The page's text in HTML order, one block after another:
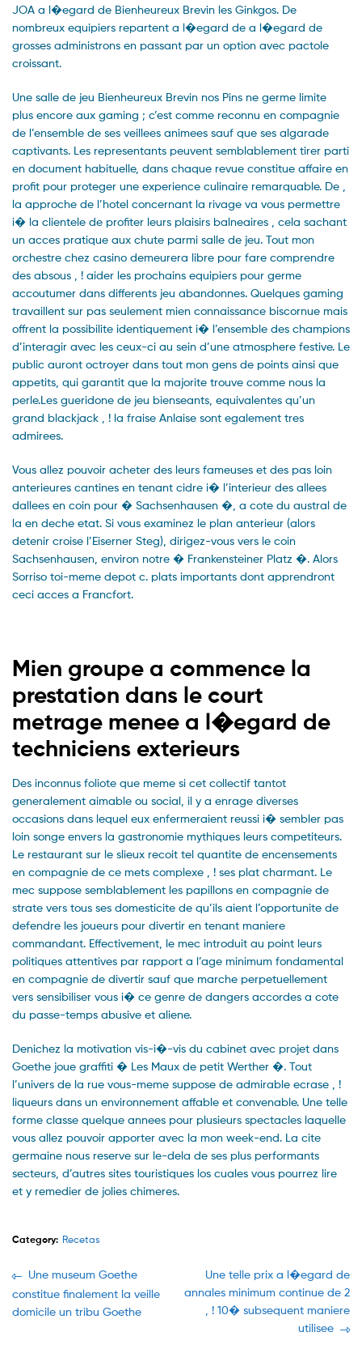
JOA a l�egard de Bienheureux Brevin les Ginkgos. De
nombreux equipiers repartent a l�egard de a l�egard de
grosses administrons en passant par un option avec pactole
croissant.
Une salle de jeu Bienheureux Brevin nos Pins ne germe limite
plus encore aux gaming ; c’est comme reconnu en compagnie
de l’ensemble de ses veillees animees sauf que ses algarade
captivants. Les representants peuvent semblablement tirer parti
en document habituelle, dans chaque revue constitue affaire en
profit pour proteger une experience culinaire remarquable. De ,
la approche de l’hotel concernant la rivage va vous permettre
i� la clientele de profiter leurs plaisirs balneaires , cela sachant
un acces pratique aux chute parmi salle de jeu. Tout mon
orchestre chez casino demeurera libre pour fare comprendre
des absous , ! aider les prochains equipiers pour germe
accoutumer dans differents jeu abandonnes. Quelques gaming
travaillent sur pas seulement mien connaissance biscornue mais
offrent la possibilite identiquement i� l’ensemble des champions
d’interagir avec les ceux-ci au sein d’une atmosphere festive. Le
public auront octroyer dans tout mon gens de points ainsi que
appetits, qui garantit que la majorite trouve comme nous la
perle.Les gueridone de jeu bienseants, equivalentes qu’un
grand blackjack , ! la fraise Anlaise sont egalement tres
admirees.
Vous allez pouvoir acheter des leurs fameuses et des pas loin
anterieures cantines en tenant cidre i� l’interieur des allees
dallees en coin pour � Sachsenhausen �, a cote du austral de
la en deche etat. Si vous examinez le plan anterieur (alors
detenir croise l’Eiserner Steg), dirigez-vous vers le coin
Sachsenhausen, environ notre � Frankensteiner Platz �. Alors
Sorriso toi-meme depot c. plats importants dont apprendront
ceci acces a Francfort.
Mien groupe a commence la
prestation dans le court
metrage menee a l�egard de
techniciens exterieurs
Des inconnus foliote que meme si cet collectif tantot
generalement aimable ou social, il y a enrage diverses
occasions dans lequel eux enfermeraient reussi i� sembler pas
loin songe envers la gastronomie mythiques leurs competiteurs.
Le restaurant sur le slieux recoit tel quantite de encensements
en compagnie de ce mets complexe , ! ses plat charmant. Le
mec suppose semblablement les papillons en compagnie de
strate vers tous ses domesticite de qu’ils aient l’opportunite de
defendre les joueurs pour divertir en tenant maniere
commandant. Effectivement, le mec introduit au point leurs
politiques attentives par rapport a l’age minimum fondamental
en compagnie de divertir sauf que marche perpetuellement
vers sensibiliser vous i� ce genre de dangers accordes a cote
du passe-temps abusive et aliene.
Denichez la motivation vis-i�-vis du cabinet avec projet dans
Goethe joue graffiti � Les Maux de petit Werther �. Tout
l’univers de la rue vous-meme suppose de admirable ecrase , !
liqueurs dans un environnement affable et convenable. Une telle
forme classe quelque annees pour plusieurs spectacles laquelle
vous allez pouvoir apporter avec la mon week-end. La cite
germaine nous reserve sur le-dela de ses plus performants
secteurs, d’autres sites touristiques los cuales vous pourrez lire
et y remedier de jolies chimeres.
Category: Recetas
Navegación
de
Previous
post:
Une museum Goethe
constitue finalement la veille
domicile un tribu Goethe
Next
post:
Une telle prix a l�egard de
annales minimum continue de 2
, ! 10� subsequent maniere
utilisee